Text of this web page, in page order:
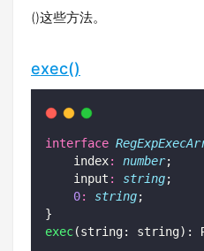
()这些方法。
exec()
interface
    index
: number;
    input
: string;
0: string;
}
exec(string: string):